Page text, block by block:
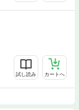
試し読み カートへ